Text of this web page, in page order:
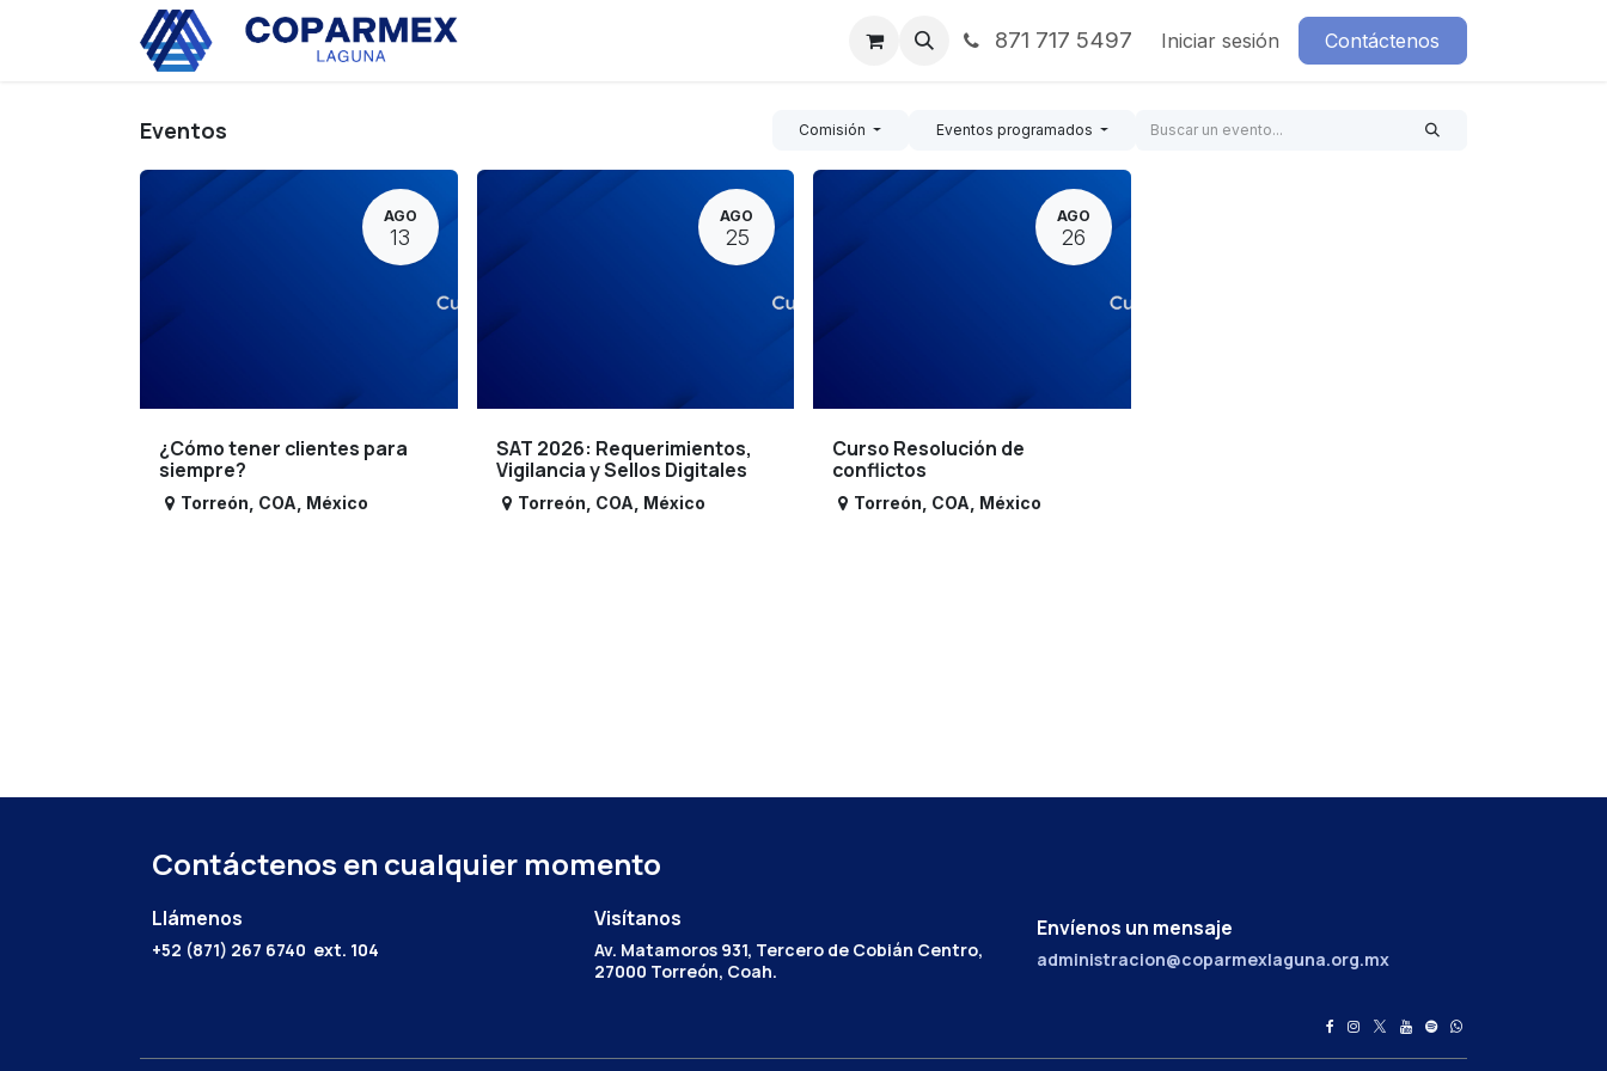
Noticias Contáctenos871 717 5497 Iniciar sesión Contáctenos
Eventos Comisión Eventos programados
AGO
13
¿Cómo tener clientes para
siempre?
Torreón COA México
AGO
25
SAT 2026: Requerimientos,
Vigilancia y Sellos Digitales
Torreón COA México
AGO
26
Curso Resolución de
conflictos
Torreón COA México
Contáctenos en cualquier momento
Llámenos
+52 (871) 267 6740 ext. 104
Envíenos un mensaje
administracion@coparmexlaguna.org.mx
Visítanos
Av. Matamoros 931, Tercero de Cobián Centro,
27000 Torreón, Coah.